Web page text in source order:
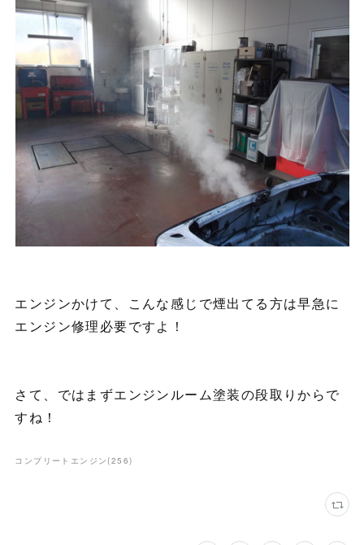
エンジンかけて、こんな感じで煙出てる方は早急に
エンジン修理必要ですよ！
さて、ではまずエンジンルーム塗装の段取りからで
すね！
コンプリートエンジン(256)